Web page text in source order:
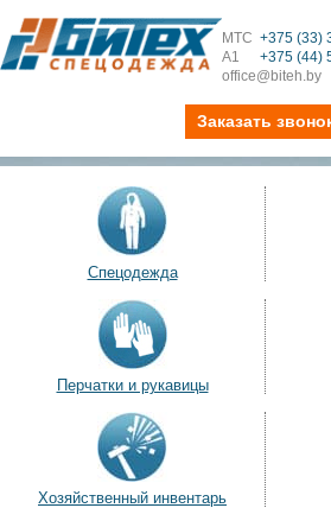
МТС +375 (33)
А1
+375 (44)
office@biteh.by
Заказать
Спецодежда
Перчатки и рукавицы
Хозяйственный инвентарь